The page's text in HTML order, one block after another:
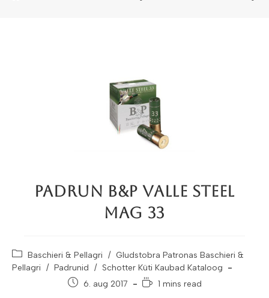
Padrun B&P Valle Steel
Mag 33
Post
category:
Baschieri & Pellagri / Gludstobra Patronas Baschieri &
Pellagri / Padrunid / Schotter Küti Kaubad Kataloog
Post6. aug 2017
Reading1 mins read